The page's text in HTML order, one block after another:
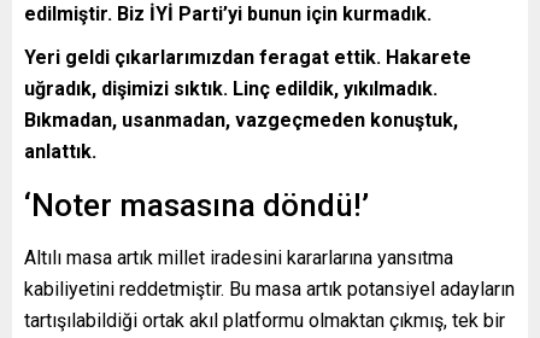
edilmiştir. Biz İYİ Parti’yi bunun için kurmadık.
Yeri geldi çıkarlarımızdan feragat ettik. Hakarete
uğradık, dişimizi sıktık. Linç edildik, yıkılmadık.
Bıkmadan, usanmadan, vazgeçmeden konuştuk,
anlattık.
‘Noter masasına döndü!’
Altılı masa artık millet iradesini kararlarına yansıtma
kabiliyetini reddetmiştir. Bu masa artık potansiyel adayların
tartışılabildiği ortak akıl platformu olmaktan çıkmış, tek bir